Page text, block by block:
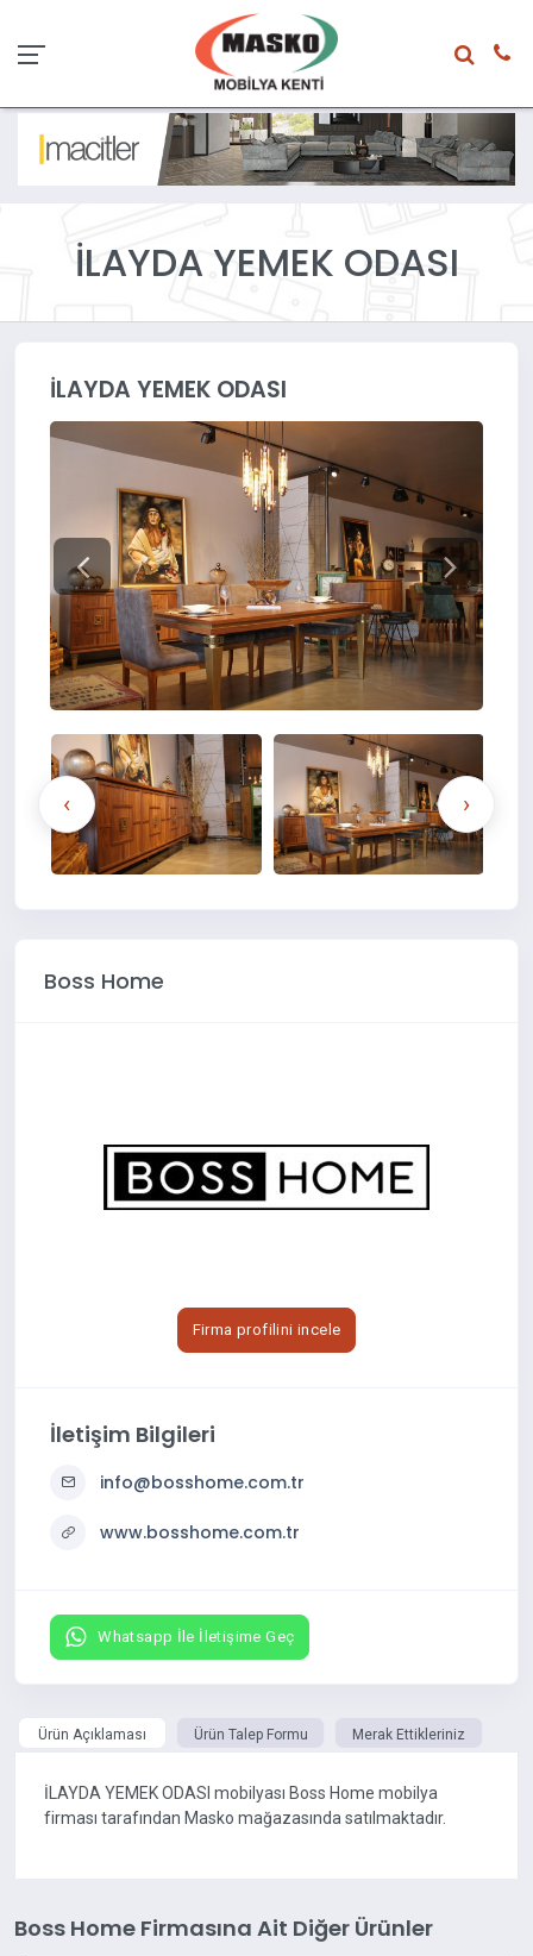
İLAYDA YEMEK ODASI
İLAYDA YEMEK ODASI
‹ ›
Boss Home
Firma profilini incele
İletişim Bilgileri
info@bosshome.com.tr
www.bosshome.com.tr
Whatsapp İle İletişime Geç
Ürün Açıklaması Ürün Talep Formu Merak Ettikleriniz
İLAYDA YEMEK ODASI mobilyası Boss Home mobilya
firması tarafından Masko mağazasında satılmaktadır.
Boss Home Firmasına Ait Diğer Ürünler